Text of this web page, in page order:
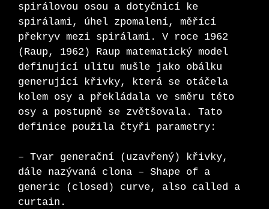
spirálovou osou a dotyčnicí ke
spirálami, úhel zpomalení, měřící
překryv mezi spirálami. V roce 1962
(Raup, 1962) Raup matematický model
definující ulitu mušle jako obálku
generující křivky, která se otáčela
kolem osy a překládala ve směru této
osy a postupně se zvětšovala. Tato
definice použila čtyři parametry:
– Tvar generační (uzavřený) křivky,
dále nazývaná clona – Shape of a
generic (closed) curve, also called a
curtain.